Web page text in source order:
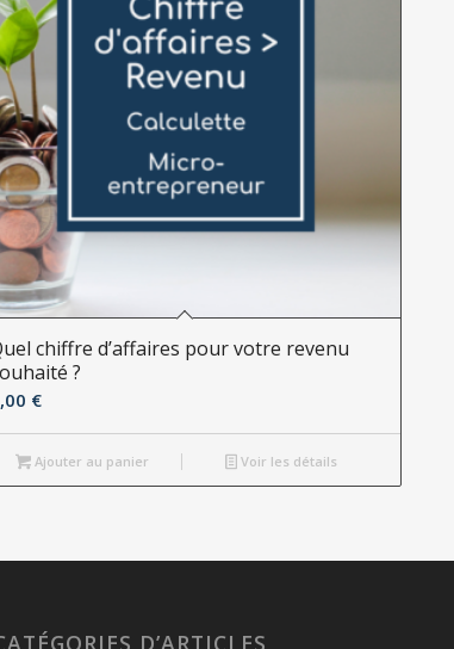
chiffre d’affaires pour votre revenu
?
€
Ajouter au panier Voir les détails